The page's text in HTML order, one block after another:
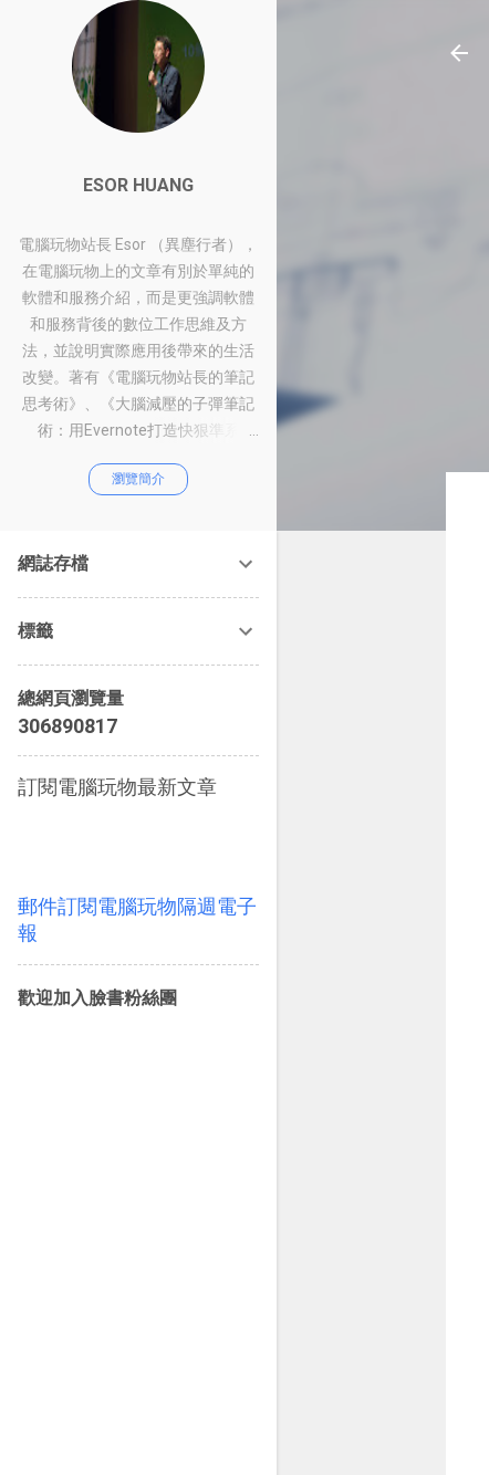
ESOR HUANG
電腦玩物站長 Esor （異塵行者），
在電腦玩物上的文章有別於單純的
軟體和服務介紹，而是更強調軟體
和服務背後的數位工作思維及方
法，並說明實際應用後帶來的生活
改變。著有《電腦玩物站長的筆記
思考術》、《大腦減壓的子彈筆記
術：用Evernote打造快狠準系
作術：從職場到人生的100個聰明
瀏覽簡介
網誌存檔
標籤
總網頁瀏覽量
306890817
訂閱電腦玩物最新文章
郵件訂閱電腦玩物隔週電子
報
歡迎加入臉書粉絲團